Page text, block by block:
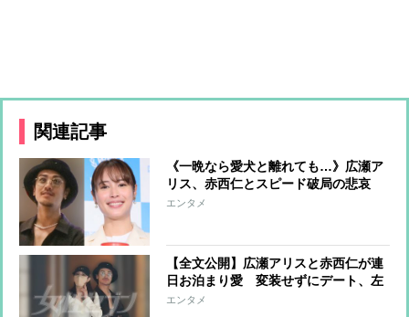
関連記事
《一晩なら愛犬と離れても…》広瀬ア
リス、赤西仁とスピード破局の悲哀
「ペアリング」「ハワイにも同行」尽
エンタメ
【全文公開】広瀬アリスと赤西仁が連
日お泊まり愛 変装せずにデート、左
手薬指にはお揃いの指輪…出会って1
エンタメ